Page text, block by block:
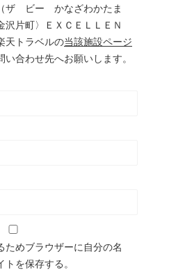
ザ ビー かなざわかたま
沢片町〉ＥＸＣＥＬＬＥＮ
天トラベルの当該施設ページ
合わせ先へお願いします。
ためブラウザーに自分の名
を保存する。